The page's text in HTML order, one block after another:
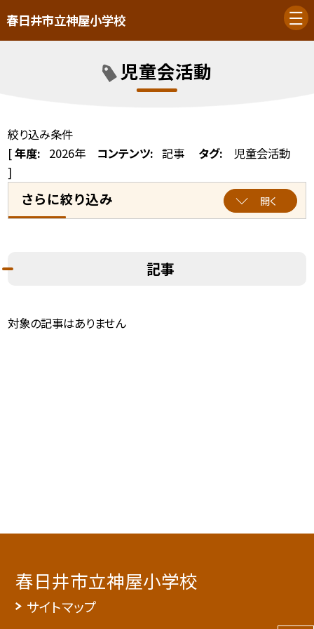
春日井市立神屋小学校
児童会活動
絞り込み条件
[年度: 2026年 コンテンツ: 記事 タグ:
児童会活動
]
さらに絞り込み 開く
記事
対象の記事はありません
春日井市立神屋小学校
サイトマップ